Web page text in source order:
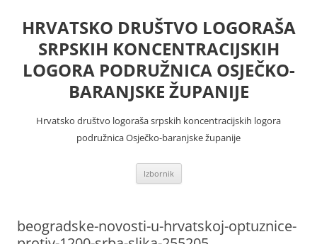
sadržaja
HRVATSKO DRUŠTVO LOGORAŠA
SRPSKIH KONCENTRACIJSKIH
LOGORA PODRUŽNICA OSJEČKO-
BARANJSKE ŽUPANIJE
Hrvatsko društvo logoraša srpskih koncentracijskih logora
podružnica Osječko-baranjske županije
Izbornik
beogradske-novosti-u-hrvatskoj-optuznice-